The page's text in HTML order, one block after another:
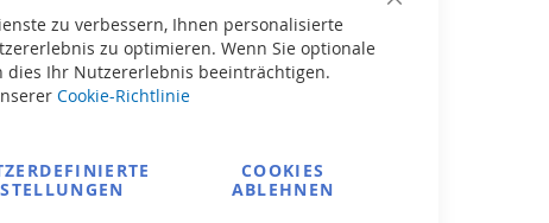
Close
zu verbessern, Ihnen personalisierte
zu optimieren. Wenn Sie optionale
dies Ihr Nutzererlebnis beeinträchtigen.
Cookie-Richtlinie
COOKIES
ABLEHNEN